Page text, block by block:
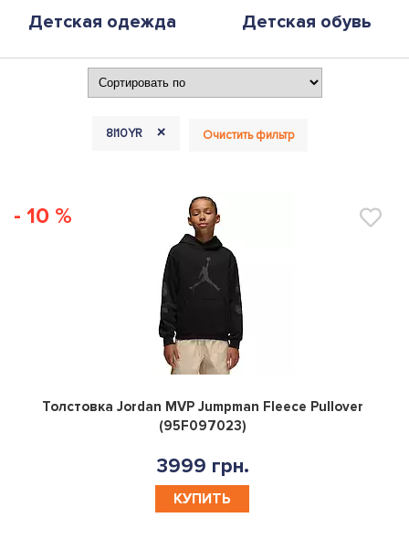
Детская одежда Детская обувь
8|10YR + Очистить фильтр
- 10 %
0
Толстовка Jordan MVP Jumpman Fleece Pullover
(95F097023)
3999 грн.
КУПИТЬ